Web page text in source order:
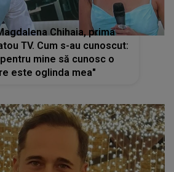
Chihaia, prima
TV. Cum s-au cunoscut:
mine să cunosc o
este oglinda mea"